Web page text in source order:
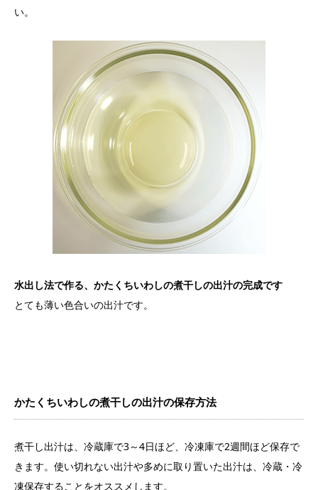
い。
水出し法で作る、かたくちいわしの煮干しの出汁の完成です
とても薄い色合いの出汁です。
かたくちいわしの煮干しの出汁の保存方法
煮干し出汁は、冷蔵庫で3～4日ほど、冷凍庫で2週間ほど保存で
きます。使い切れない出汁や多めに取り置いた出汁は、冷蔵・冷
凍保存することをオススメします。